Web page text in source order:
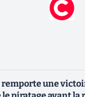
remporte une